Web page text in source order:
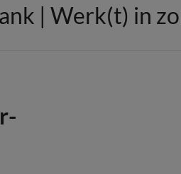
| Werk(t) in